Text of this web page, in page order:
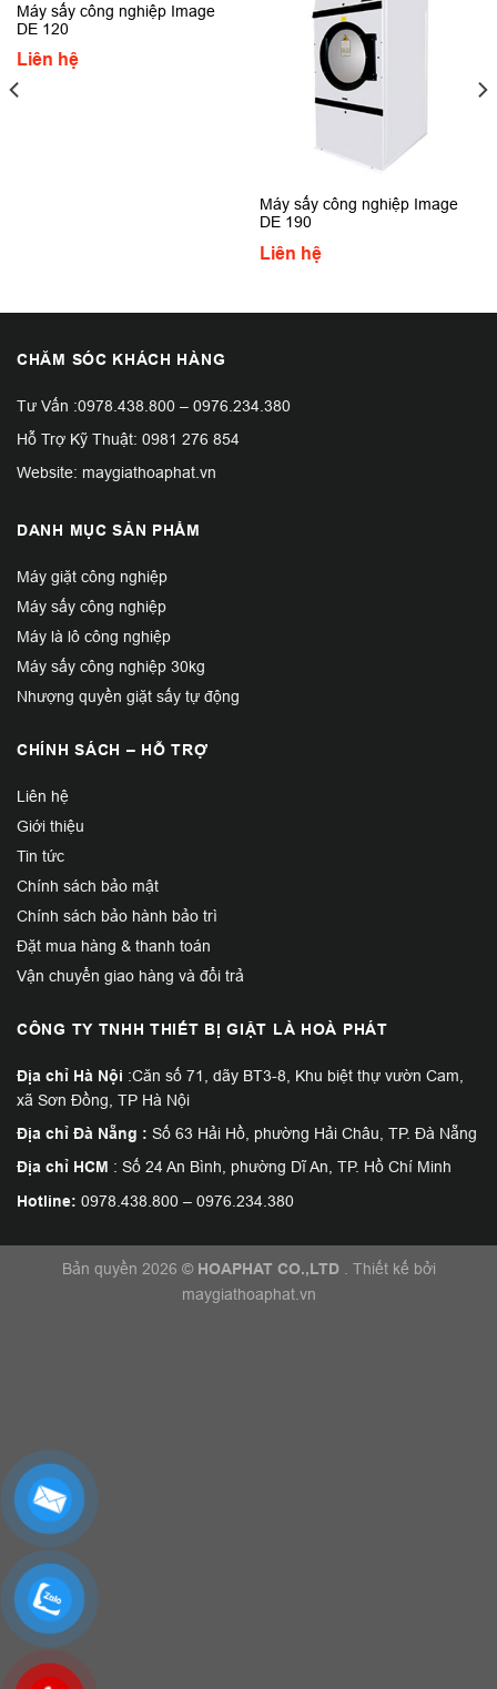
Máy sấy công nghiệp Image
DE 120
Liên hệ
Máy sấy công nghiệp Image
DE 190
Liên hệ
CHĂM SÓC KHÁCH HÀNG
Tư Vấn :0978.438.800 – 0976.234.380
Hỗ Trợ Kỹ Thuật: 0981 276 854
Website: maygiathoaphat.vn
DANH MỤC SẢN PHẨM
Máy giặt công nghiệp
Máy sấy công nghiệp
Máy là lô công nghiệp
Máy sấy công nghiệp 30kg
Nhượng quyền giặt sấy tự động
CHÍNH SÁCH – HỖ TRỢ
Liên hệ
Giới thiệu
Tin tức
Chính sách bảo mật
Chính sách bảo hành bảo trì
Đặt mua hàng & thanh toán
Vận chuyển giao hàng và đổi trả
CÔNG TY TNHH THIẾT BỊ GIẶT LÀ HOÀ PHÁT
Địa chỉ Hà Nội :Căn số 71, dãy BT3-8, Khu biệt thự vườn Cam,
xã Sơn Đồng, TP Hà Nội
Địa chỉ Đà Nẵng : Số 63 Hải Hồ, phường Hải Châu, TP. Đà Nẵng
Địa chỉ HCM : Số 24 An Bình, phường Dĩ An, TP. Hồ Chí Minh
Hotline: 0978.438.800 – 0976.234.380
Bản quyền 2026 © HOAPHAT CO.,LTD. Thiết kế bởi
maygiathoaphat.vn